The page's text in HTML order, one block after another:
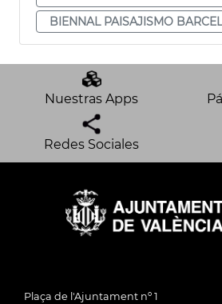
BIENNAL PAISAJISMO
Nuestras Apps
Redes Sociales
Plaça de l'Ajuntament nº 1